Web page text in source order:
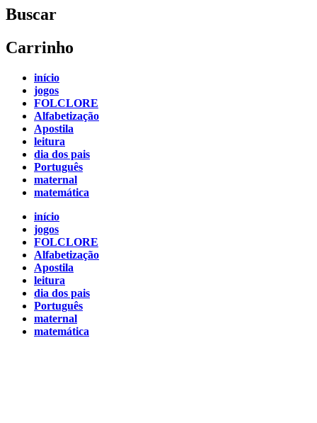
Buscar
Carrinho
início
jogos
FOLCLORE
Alfabetização
Apostila
leitura
dia dos pais
Português
maternal
matemática
início
jogos
FOLCLORE
Alfabetização
Apostila
leitura
dia dos pais
Português
maternal
matemática